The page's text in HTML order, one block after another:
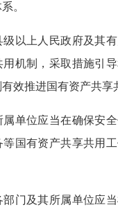
。
以上人民政府及其
机制，采取措施引
效推进国有资产共享
属单位应当在确保安
国有资产共享共用
门及其所属单位应